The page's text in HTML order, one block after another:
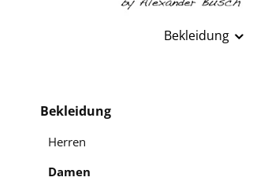
Bekleidung
Bekleidung
Herren
Damen